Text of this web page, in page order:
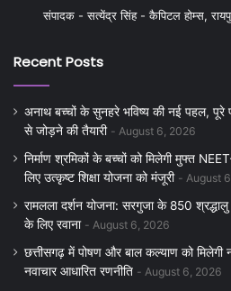
संपादक - सत्येंद्र सिंह - कैपिटल होम्स,
Recent Posts
अनाथ बच्चों के सुनहरे भविष्य की नई पहल, पूरे
से जोड़ने की तैयारी
August 6, 2026
निर्माण श्रमिकों के बच्चों को मिलेगी मुफ्त
लिए उत्कृष्ट शिक्षा योजना को मंजूरी
August
रामलला दर्शन योजना: सरगुजा के 850
के लिए रवाना
August 6, 2026
छत्तीसगढ़ में पोषण और बाल कल्याण को
नवाचार आधारित रणनीति
August 6, 2026